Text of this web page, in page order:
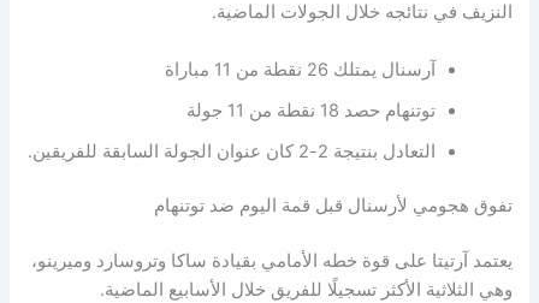
في نتائجه خلال الجولات الماضية.
آرسنال يمتلك 26 نقطة من 11 مباراة
توتنهام حصد 18 نقطة من 11 جولة
التعادل بنتيجة 2-2 كان عنوان الجولة السابقة للفريقين.
لأرسنال قبل قمة اليوم ضد توتنهام
آرتيتا على قوة خطه الأمامي بقيادة ساكا وتروسارد وميرينو،
الأكثر تسجيلًا للفريق خلال الأسابيع الماضية.